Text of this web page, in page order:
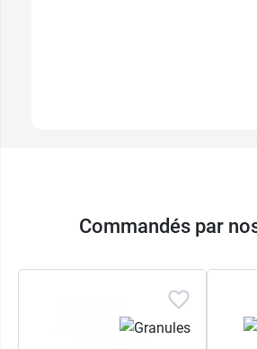
Commandés par